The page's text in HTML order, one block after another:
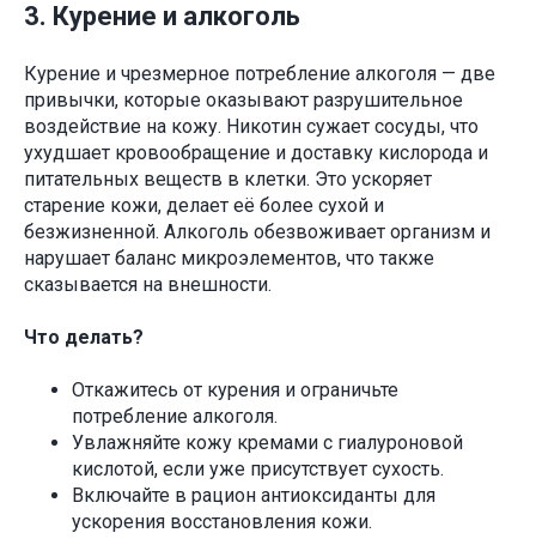
3. Курение и алкоголь
Курение и чрезмерное потребление алкоголя — две
привычки, которые оказывают разрушительное
воздействие на кожу. Никотин сужает сосуды, что
ухудшает кровообращение и доставку кислорода и
питательных веществ в клетки. Это ускоряет
старение кожи, делает её более сухой и
безжизненной. Алкоголь обезвоживает организм и
нарушает баланс микроэлементов, что также
сказывается на внешности.
Что делать?
Откажитесь от курения и ограничьте
потребление алкоголя.
Увлажняйте кожу кремами с гиалуроновой
кислотой, если уже присутствует сухость.
Включайте в рацион антиоксиданты для
ускорения восстановления кожи.